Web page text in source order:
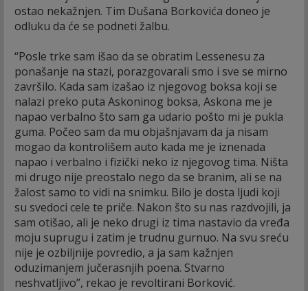
ostao nekažnjen. Tim Dušana Borkovića doneo je
odluku da će se podneti žalbu.
“Posle trke sam išao da se obratim Lessenesu za
ponašanje na stazi, porazgovarali smo i sve se mirno
završilo. Kada sam izašao iz njegovog boksa koji se
nalazi preko puta Askoninog boksa, Askona me je
napao verbalno što sam ga udario pošto mi je pukla
guma. Počeo sam da mu objašnjavam da ja nisam
mogao da kontrolišem auto kada me je iznenada
napao i verbalno i fizički neko iz njegovog tima. Ništa
mi drugo nije preostalo nego da se branim, ali se na
žalost samo to vidi na snimku. Bilo je dosta ljudi koji
su svedoci cele te priče. Nakon što su nas razdvojili, ja
sam otišao, ali je neko drugi iz tima nastavio da vređa
moju suprugu i zatim je trudnu gurnuo. Na svu sreću
nije je ozbiljnije povredio, a ja sam kažnjen
oduzimanjem jučerasnjih poena. Stvarno
neshvatljivo”, rekao je revoltirani Borković.